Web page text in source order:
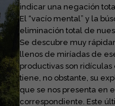
indicar una negación
El “vacío mental” y la
eliminación total de
Se descubre muy
llenos de miríadas de
productivas son
tiene, no obstante, su
que se nos presenta en
correspondiente. Este